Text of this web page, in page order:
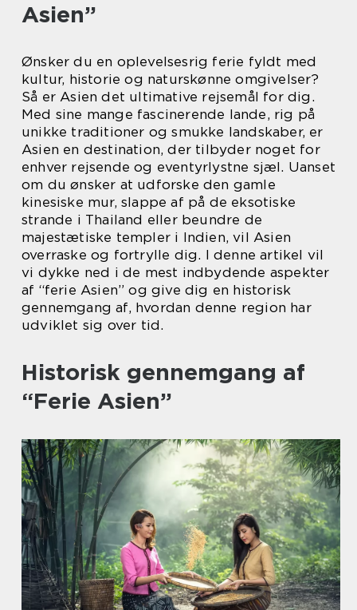
Asien”
Ønsker du en oplevelsesrig ferie fyldt med
kultur, historie og naturskønne omgivelser?
Så er Asien det ultimative rejsemål for dig.
Med sine mange fascinerende lande, rig på
unikke traditioner og smukke landskaber, er
Asien en destination, der tilbyder noget for
enhver rejsende og eventyrlystne sjæl. Uanset
om du ønsker at udforske den gamle
kinesiske mur, slappe af på de eksotiske
strande i Thailand eller beundre de
majestætiske templer i Indien, vil Asien
overraske og fortrylle dig. I denne artikel vil
vi dykke ned i de mest indbydende aspekter
af “ferie Asien” og give dig en historisk
gennemgang af, hvordan denne region har
udviklet sig over tid.
Historisk gennemgang af
“Ferie Asien”